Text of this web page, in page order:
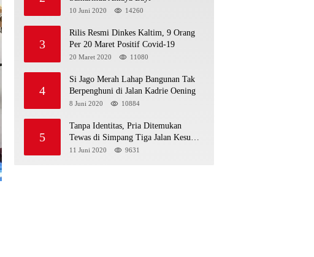
10 Juni 2020 14260
3
Rilis Resmi Dinkes Kaltim, 9 Orang
Per 20 Maret Positif Covid-19
20 Maret 2020 11080
4
Si Jago Merah Lahap Bangunan Tak
Berpenghuni di Jalan Kadrie Oening
8 Juni 2020 10884
5
Tanpa Identitas, Pria Ditemukan
Tewas di Simpang Tiga Jalan Kesuma
Bangsa
11 Juni 2020 9631